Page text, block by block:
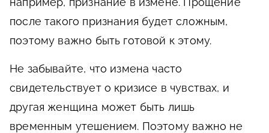
после такого признания будет сложным,
поэтому важно быть готовой к этому.
Не забывайте, что измена часто
свидетельствует о кризисе в чувствах, и
другая женщина может быть лишь
временным утешением. Поэтому важно не